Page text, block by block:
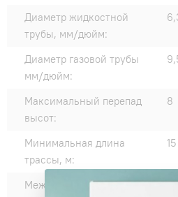
Диаметр жидкостной
трубы, мм/дюйм:
Диаметр газовой трубы
мм/дюйм:
Максимальный перепад
высот:
8
Минимальная длина
трассы, м:
15
Межблочный кабель, мм²: